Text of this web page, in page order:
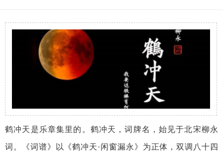
鹤冲天是乐章集里的。鹤冲天，词牌名，始见于北宋柳永
词。《词谱》以《鹤冲天·闲窗漏永》为正体，双调八十四